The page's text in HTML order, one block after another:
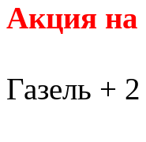
Акция на
Газель +